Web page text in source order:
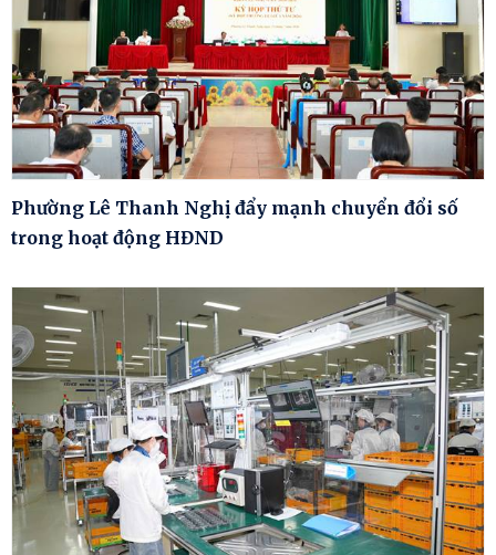
Phường Lê Thanh Nghị đẩy mạnh chuyển đổi số
trong hoạt động HĐND